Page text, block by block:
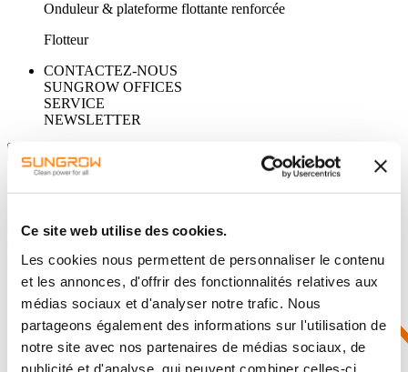
Ce site web utilise des cookies.
Les cookies nous permettent de personnaliser le contenu
et les annonces, d'offrir des fonctionnalités relatives aux
médias sociaux et d'analyser notre trafic. Nous
partageons également des informations sur l'utilisation de
notre site avec nos partenaires de médias sociaux, de
publicité et d'analyse, qui peuvent combiner celles-ci
Onduleur & plateforme flottante renforcée
Flotteur
CONTACTEZ-NOUS
SUNGROW OFFICES
SERVICE
NEWSLETTER
TÉLÉCHARGEMENTS